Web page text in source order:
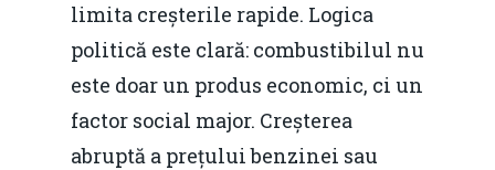
limita creșterile rapide. Logica
politică este clară: combustibilul nu
este doar un produs economic, ci un
factor social major. Creșterea
abruptă a prețului benzinei sau